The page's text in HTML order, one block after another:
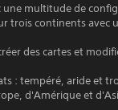
une multitude de
trois continents avec
des cartes et
: tempéré, aride et
d'Amérique et